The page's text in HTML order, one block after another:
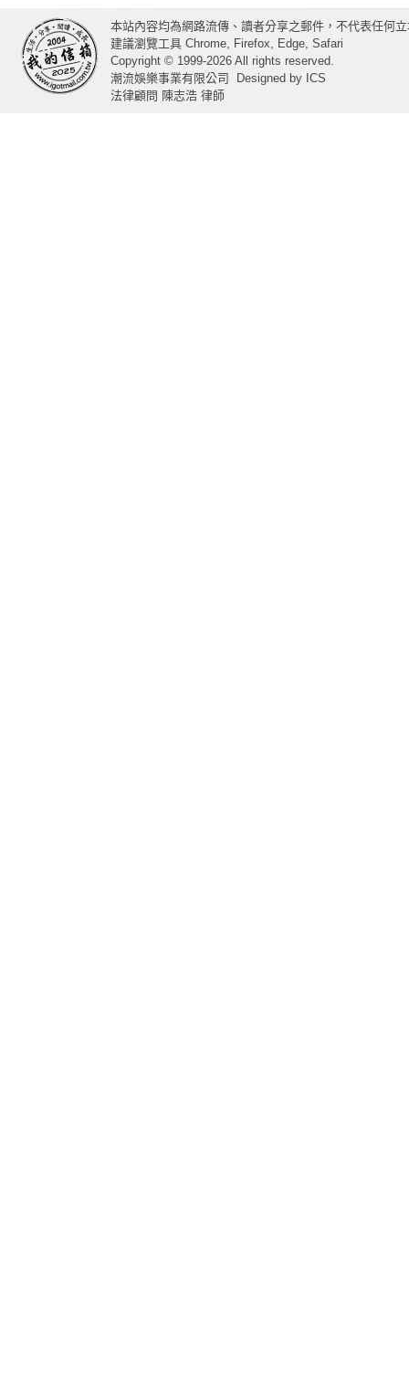
本站內容均為網路流傳、讀者分享之郵件，不代表任何
建議瀏覽工具 Chrome, Firefox, Edge, Safari
Copyright © 1999-2026 All rights reserved.
潮流娛樂事業有限公司
Designed by ICS
法律顧問 陳志浩 律師